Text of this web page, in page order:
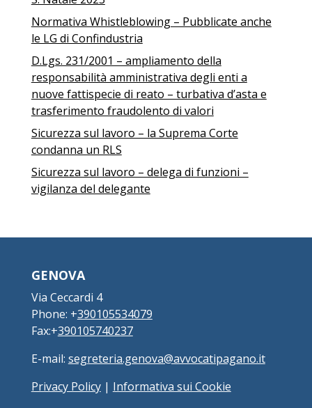
Normativa Whistleblowing – Pubblicate anche
le LG di Confindustria
D.Lgs. 231/2001 – ampliamento della
responsabilità amministrativa degli enti a
nuove fattispecie di reato – turbativa d’asta e
trasferimento fraudolento di valori
Sicurezza sul lavoro – la Suprema Corte
condanna un RLS
Sicurezza sul lavoro – delega di funzioni –
vigilanza del delegante
GENOVA
Via Ceccardi 4
Phone: +390105534079
Fax:+390105740237
E-mail: segreteria.genova@avvocatipagano.it
Privacy Policy| Informativa sui Cookie